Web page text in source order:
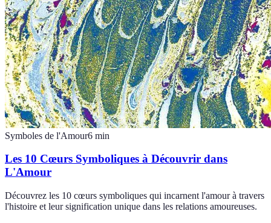
Symboles de l'Amour6 min
Les 10 Cœurs Symboliques à Découvrir dans
L'Amour
Découvrez les 10 cœurs symboliques qui incarnent l'amour à travers
l'histoire et leur signification unique dans les relations amoureuses.